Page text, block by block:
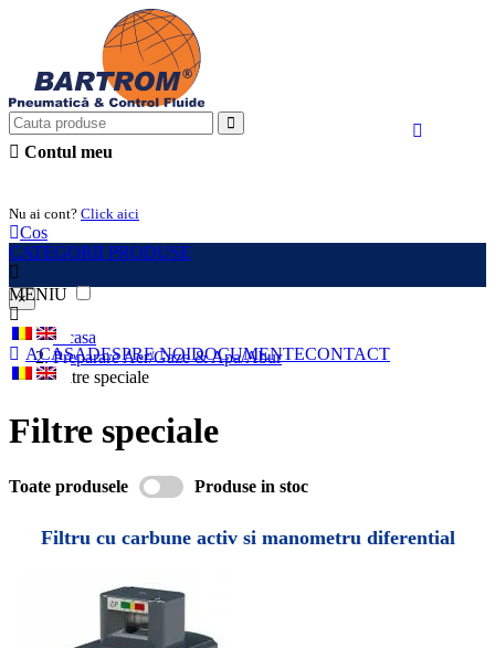
Contul meu
Nu ai cont? Click aici
Cos
CATEGORII PRODUSE
MENIU
ACASADESPRE NOIDOCUMENTECONTACT
×
Acasa
Preparare Aer/Gaze & Apa/Abur
Filtre speciale
Filtre speciale
Toate produsele Produse in stoc
Filtru cu carbune activ si manometru diferential